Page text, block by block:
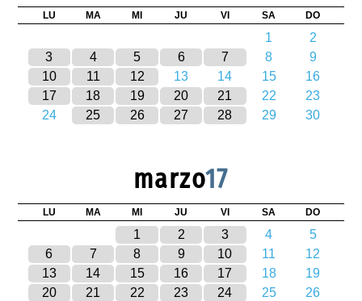
LU MA MI JU VI SA DO
1
2
3
4 5 6 7 8
9
10
11 12 13 14 15
16
17
18 19 20 21 22
23
24
25 26 27 28 29 30
marzo17
LU MA MI JU VI SA DO
1 2 3 4
5
6
7 8 9 10 11
12
13
14 15 16 17 18
19
20
21 22 23 24 25
26